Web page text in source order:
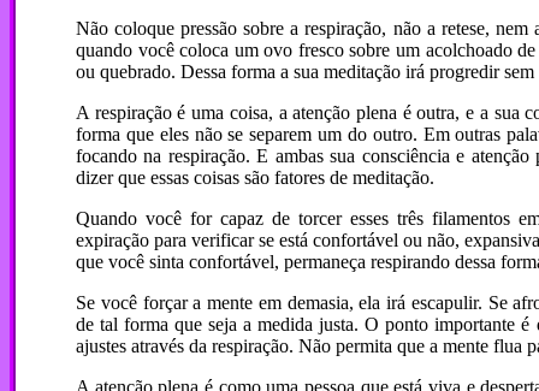
Não coloque pressão sobre a respiração, não a retese,
quando você coloca um ovo fresco sobre um acolchoado
ou quebrado. Dessa forma a sua meditação irá progredir sem
A respiração é uma coisa, a atenção plena é outra, e a sua
forma que eles não se separem um do outro. Em outras
focando na respiração. E ambas sua consciência e
dizer que essas coisas são fatores de meditação.
Quando você for capaz de torcer esses três filamentos
expiração para verificar se está confortável ou não,
que você sinta confortável, permaneça respirando dessa
Se você forçar a mente em demasia, ela irá escapulir. Se
de tal forma que seja a medida justa. O ponto importante é
ajustes através da respiração. Não permita que a mente flua